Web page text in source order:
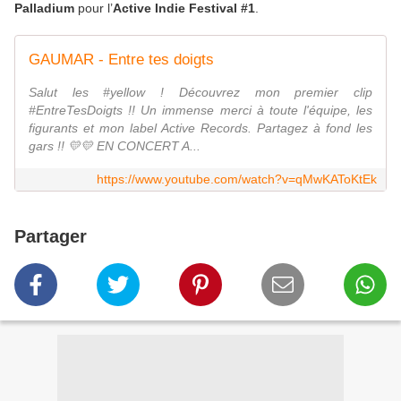
Palladium pour l’Active Indie Festival #1
GAUMAR - Entre tes doigts
Salut les #yellow ! Découvrez mon premier clip
#EntreTesDoigts !! Un immense merci à toute l'équipe, les
figurants et mon label Active Records. Partagez à fond les
gars !! 💛💛 EN CONCERT A...
https://www.youtube.com/watch?v=qMwKAToKtEk
Partager